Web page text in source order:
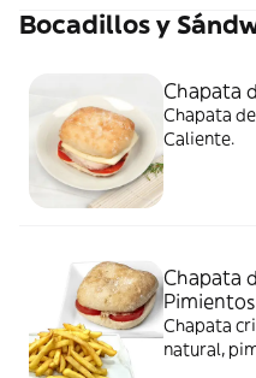
Bocadillos y
Chapata
Chapata
Caliente.
Chapata
Chapata
natural,